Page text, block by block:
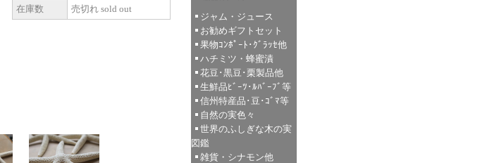
在庫数
売切れ sold out
ジャム・ジュース
お勧めギフトセット
果物ｺﾝﾎﾟｰﾄ･ｸﾞﾗｯｾ他
ハチミツ・蜂蜜漬
花豆･黒豆･栗製品他
生鮮品ﾋﾞｰﾂ･ﾙﾊﾞｰﾌﾞ等
信州特産品･豆･ｺﾞﾏ等
自然の実色々
世界のふしぎな木の実
図鑑
雑貨・シナモン他